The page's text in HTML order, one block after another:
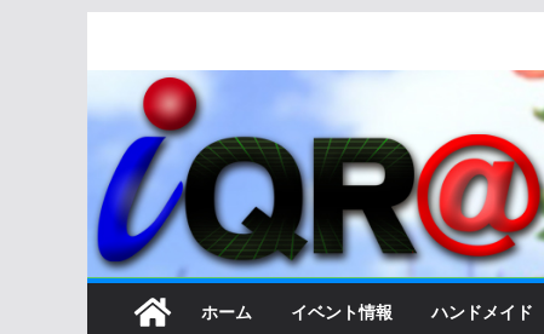
へ
ス
キ
ホーム イベント情報 ハンドメイド